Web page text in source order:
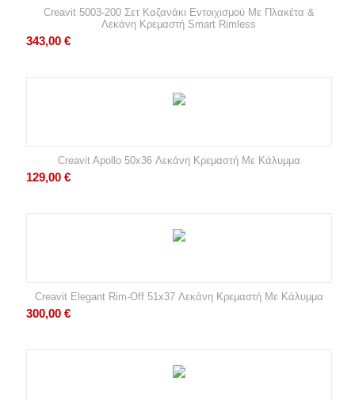
Creavit 5003-200 Σετ Καζανάκι Εντοιχισμού Με Πλακέτα &
Λεκάνη Κρεμαστή Smart Rimless
343,00 €
Creavit Apollo 50x36 Λεκάνη Κρεμαστή Με Κάλυμμα
129,00 €
Creavit Elegant Rim-Off 51x37 Λεκάνη Κρεμαστή Με Κάλυμμα
300,00 €